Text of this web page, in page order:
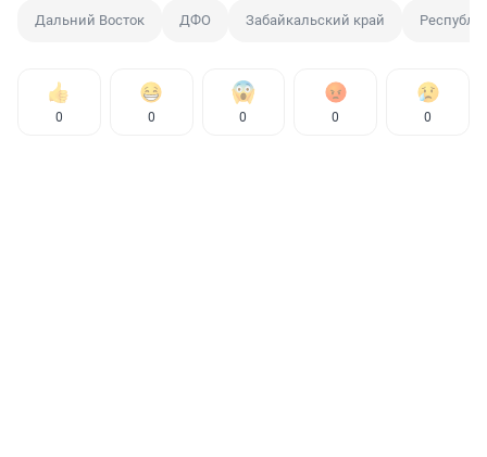
Дальний Восток ДФО Забайкальский край
0 0 0 0 0